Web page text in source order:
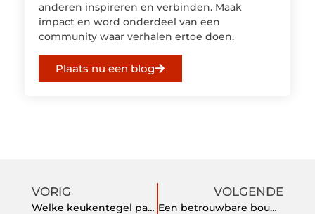
anderen inspireren en verbinden. Maak
impact en word onderdeel van een
community waar verhalen ertoe doen.
Plaats nu een blog
VORIG
Welke keukentegel past bij mij?
VOLGENDE
Een betrouwbare bouwtechnische keuring laten uitvoeren in Rotterdam